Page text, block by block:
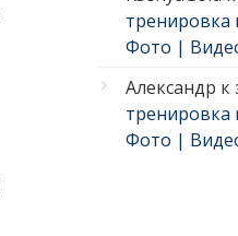
тренировка
Фото |
Александр к
тренировка
Фото |